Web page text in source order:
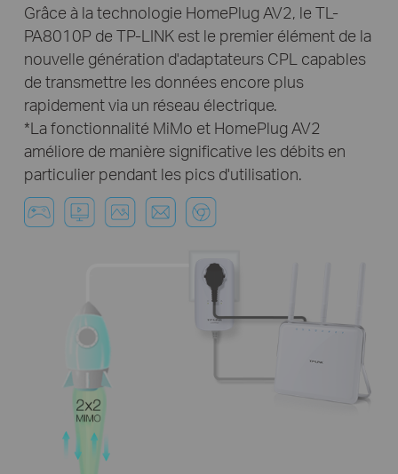
Grâce à la technologie HomePlug AV2, le TL-
PA8010P de TP-LINK est le premier élément de la
nouvelle génération d'adaptateurs CPL capables
de transmettre les données encore plus
rapidement via un réseau électrique.
*La fonctionnalité MiMo et HomePlug AV2
améliore de manière significative les débits en
particulier pendant les pics d'utilisation.